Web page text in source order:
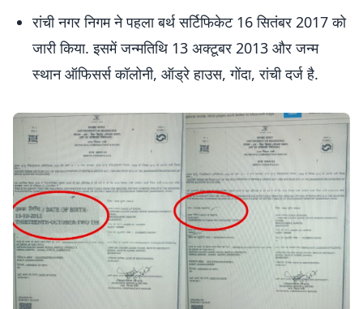
रांची नगर निगम ने पहला बर्थ सर्टिफिकेट 16 सितंबर 2017 को
जारी किया. इसमें जन्मतिथि 13 अक्टूबर 2013 और जन्म
स्थान ऑफिसर्स कॉलोनी, ऑड्रे हाउस, गोंदा, रांची दर्ज है.